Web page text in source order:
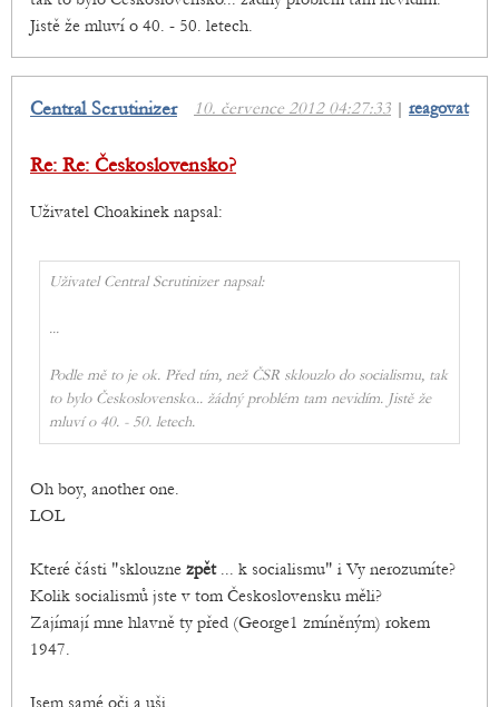
Jistě že mluví o 40. - 50. letech.
10. července 2012 04:27:33 | reagovat
Central Scrutinizer
Re: Re: Československo?
Uživatel Choakinek napsal:
Uživatel Central Scrutinizer napsal:
...
Podle mě to je ok. Před tím, než ČSR sklouzlo do socialismu, tak
to bylo Československo... žádný problém tam nevidím. Jistě že
mluví o 40. - 50. letech.
Oh boy, another one.
LOL
Které části "sklouzne zpět... k socialismu" i Vy nerozumíte?
Kolik socialismů jste v tom Československu měli?
Zajímají mne hlavně ty před (George1 zmíněným) rokem
1947.
Jsem samé oči a uši.